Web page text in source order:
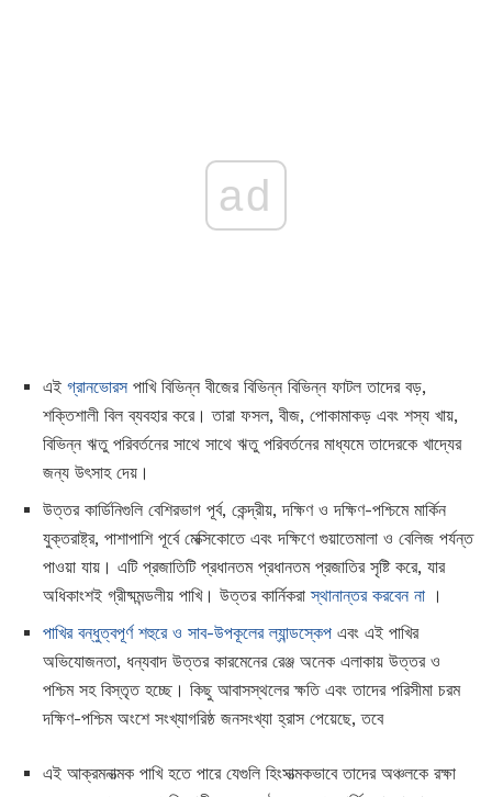
ad
এই গ্রানভোরসপাখি বিভিন্ন বীজের বিভিন্ন বিভিন্ন ফাটল তাদের বড়,
শক্তিশালী বিল ব্যবহার করে। তারা ফসল, বীজ, পোকামাকড় এবং শস্য খায়,
বিভিন্ন ঋতু পরিবর্তনের সাথে সাথে ঋতু পরিবর্তনের মাধ্যমে তাদেরকে খাদ্যের
জন্য উৎসাহ দেয়।
উত্তর কার্ডিনিগুলি বেশিরভাগ পূর্ব, কেন্দ্রীয়, দক্ষিণ ও দক্ষিণ-পশ্চিমে মার্কিন
যুক্তরাষ্ট্র, পাশাপাশি পূর্বে মেক্সিকোতে এবং দক্ষিণে গুয়াতেমালা ও বেলিজ পর্যন্ত
পাওয়া যায়। এটি প্রজাতিটি প্রধানতম প্রধানতম প্রজাতির সৃষ্টি করে, যার
অধিকাংশই গ্রীষ্মমন্ডলীয় পাখি। উত্তর কার্নিকরাস্থানান্তর করবেন না ।
পাখির বন্ধুত্বপূর্ণ শহুরে ও সাব-উপকূলের ল্যান্ডস্কেপ এবং এই পাখির
অভিযোজনতা, ধন্যবাদ উত্তর কারমেনের রেঞ্জ অনেক এলাকায় উত্তর ও
পশ্চিম সহ বিস্তৃত হচ্ছে। কিছু আবাসস্থলের ক্ষতি এবং তাদের পরিসীমা চরম
দক্ষিণ-পশ্চিম অংশে সংখ্যাগরিষ্ঠ জনসংখ্যা হ্রাস পেয়েছে, তবে
এই আক্রমনাত্মক পাখি হতে পারে যেগুলি হিংসাত্মকভাবে তাদের অঞ্চলকে রক্ষা